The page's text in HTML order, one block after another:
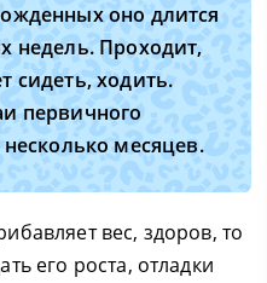
оно длится
недель. Проходит,
сидеть, ходить.
первичного
месяцев.
вес, здоров, то
его роста, отладки